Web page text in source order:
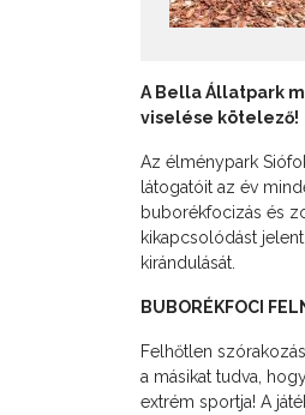
A Bella Állatpark
viselése kötelező!
Az élménypark
látogatóit az év
buborékfocizás és
kikapcsolódást
kirándulását.
BUBORÉKFOCI
Felhőtlen
a másikat tudva,
extrém sportja! A